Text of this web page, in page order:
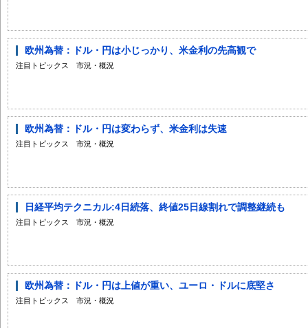
欧州為替：ドル・円は小じっかり、米金利の先高観で
注目トピックス 市況・概況
欧州為替：ドル・円は変わらず、米金利は失速
注目トピックス 市況・概況
日経平均テクニカル:4日続落、終値25日線割れで調整継続も
注目トピックス 市況・概況
欧州為替：ドル・円は上値が重い、ユーロ・ドルに底堅さ
注目トピックス 市況・概況